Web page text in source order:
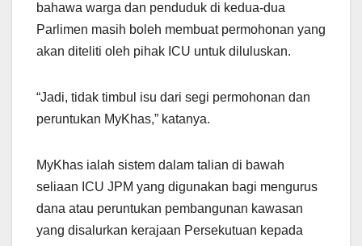
bahawa warga dan penduduk di kedua-dua
Parlimen masih boleh membuat permohonan yang
akan diteliti oleh pihak ICU untuk diluluskan.
“Jadi, tidak timbul isu dari segi permohonan dan
peruntukan MyKhas,” katanya.
MyKhas ialah sistem dalam talian di bawah
seliaan ICU JPM yang digunakan bagi mengurus
dana atau peruntukan pembangunan kawasan
yang disalurkan kerajaan Persekutuan kepada